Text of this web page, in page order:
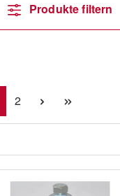
Produkte filtern
Seite
2